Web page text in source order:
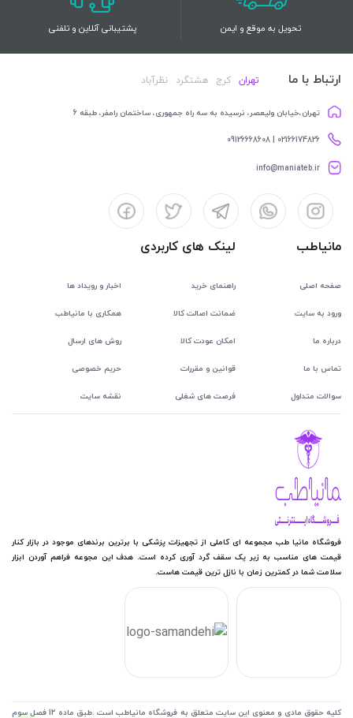
تحویل به موقع و ایمن پشتیبانی آنلاین و تلفنی
ارتباط با ما تهران کرج هشتگرد نظرآباد
تهران،خیابان ولیعصر، نرسیده به سه راه جمهوری، ساختمان رامفر، طبقه 6
02166174826 | 09126668608
info@maniateb.ir
مانیاطب
صفحه اصلی
ورود به سایت
درباره ما
تماس با ما
سوالات متداول
لینک های کاربردی
راهنمای خرید اخبار و رویداد ها
ضمانت اصالت کالا همکاری با مانیاطب
امکان عودت کالا روش های ارسال
قوانین و مقررات حریم خصوصی
فرصت های شغلی نقشه سایت
فروشگاه مانیا طب مجموعه ای کاملی از تجهیزات پزشکی با برترین برندهای موجود در بازار کنار
قیمت های مناسب به زیر یک سقف گرد آوری کرده است. هدف این مجوعه فراهم آوردن ابزار
سلامت شما در کمترین زمان با نازل ترین قیمت هاست.
کلیه حقوق مادی و معنوی این سایت متعلق به فروشگاه مانیاطب است .طبق ماده 12 فصل سوم